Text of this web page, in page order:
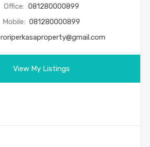
Office: 081280000899
Mobile: 081280000899
roriperkasaproperty@gmail.com
View My Listings